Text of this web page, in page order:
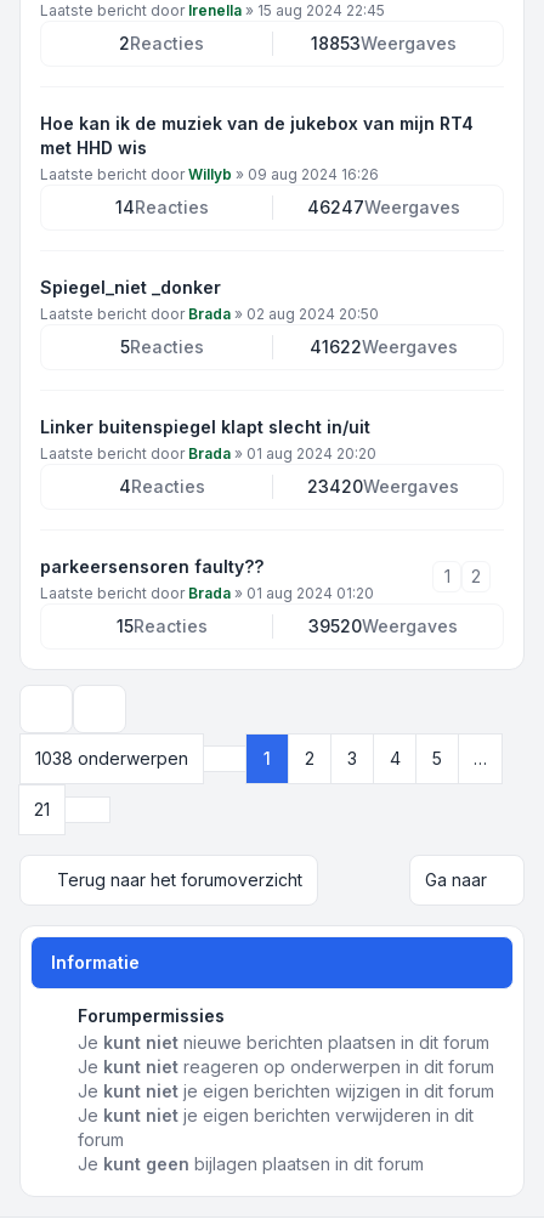
Laatste bericht door IreneIla » 15 aug 2024 22:45
2Reacties 18853Weergaves
Hoe kan ik de muziek van de jukebox van mijn RT4
met HHD wis
Laatste bericht doorWillyb » 09 aug 2024 16:26
14Reacties 46247Weergaves
Spiegel_niet _donker
Laatste bericht door Brada » 02 aug 2024 20:50
5Reacties 41622Weergaves
Linker buitenspiegel klapt slecht in/uit
Laatste bericht door Brada » 01 aug 2024 20:20
4Reacties 23420Weergaves
parkeersensoren faulty??
Laatste bericht door Brada » 01 aug 2024 01:20
1 2
15Reacties 39520Weergaves
1038 onderwerpen
Pagina van
1 2 3 4 5 …
21
Terug naar het forumoverzicht Ga naar
Informatie
Forumpermissies
Je kunt nietnieuwe berichten plaatsen in dit forum
Je kunt nietreageren op onderwerpen in dit forum
Je kunt nietje eigen berichten wijzigen in dit forum
Je kunt nietje eigen berichten verwijderen in dit
forum
Je kunt geen bijlagen plaatsen in dit forum